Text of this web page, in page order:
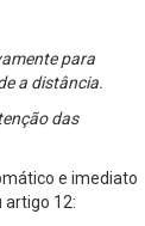
para
a distância.
das
e imediato
artigo 12: